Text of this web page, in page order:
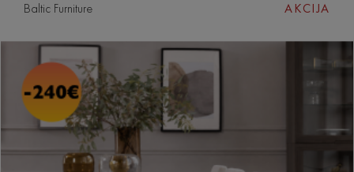
Baltic Furniture AKCIJA